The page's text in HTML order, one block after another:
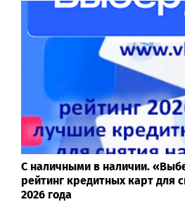
С наличными в наличии.
рейтинг кредитных карт для
2026 года